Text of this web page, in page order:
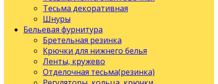
Тесьма декоративная
Шнуры
Бельевая фурнитура
Бретельная резинка
Крючки для нижнего белья
Ленты, кружево
Отделочная тесьма(резинка)